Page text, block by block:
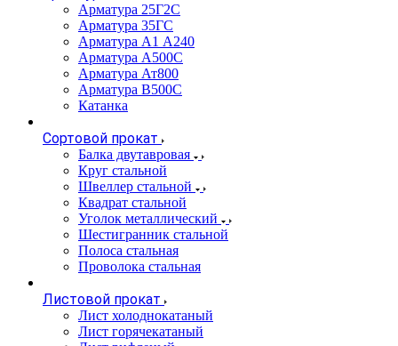
Арматура 25Г2С
Арматура 35ГС
Арматура А1 А240
Арматура А500С
Арматура Ат800
Арматура В500С
Катанка
Сортовой прокат
Балка двутавровая
Круг стальной
Швеллер стальной
Квадрат стальной
Уголок металлический
Шестигранник стальной
Полоса стальная
Проволока стальная
Листовой прокат
Лист холоднокатаный
Лист горячекатаный